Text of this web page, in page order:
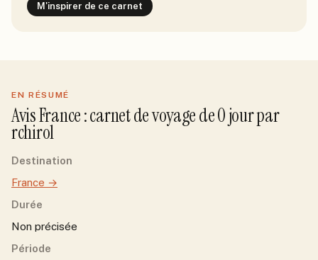
M'inspirer de ce carnet
EN RÉSUMÉ
AvisFrance: carnet de voyage de0jourpar
rchirol
Destination
France →
Durée
Non précisée
Période